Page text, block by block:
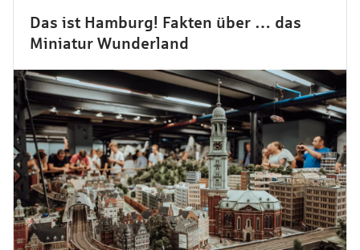
Das ist Hamburg! Fakten über … das
Miniatur Wunderland